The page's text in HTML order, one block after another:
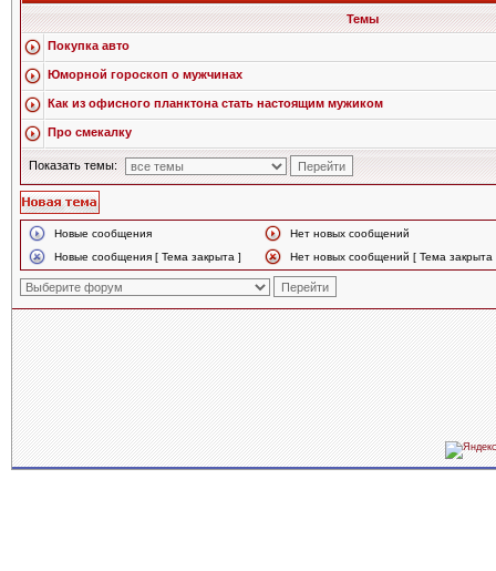
Темы
Покупка авто
Юморной гороскоп о мужчинах
Как из офисного планктона стать настоящим мужиком
Про смекалку
Показать темы:
Новые сообщения
Нет новых сообщений
Новые сообщения [ Тема закрыта ]
Нет новых сообщений [ Тема закрыта